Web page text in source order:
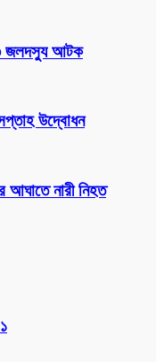
৩ জলদস্যু আটক
উদ্বোধন
আঘাতে নারী নিহত